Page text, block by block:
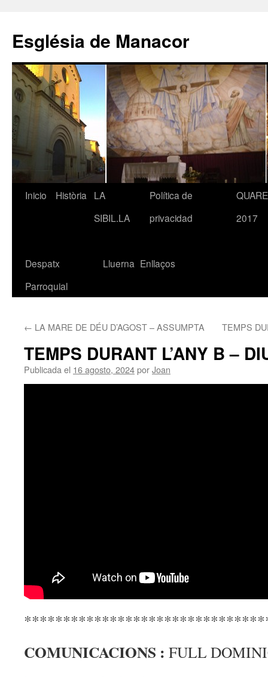
contenido
Església de Manacor
Inicio Història
LA
SIBIL.LA
Política de
privacidad
2017
Despatx
Parroquial
Lluerna Enllaços
← LA MARE DE DÉU D’AGOST – ASSUMPTA TEMPS
TEMPS DURANT L’ANY B –
Publicada el 16 agosto, 2024porJoan
COMUNICACIONS : FULL